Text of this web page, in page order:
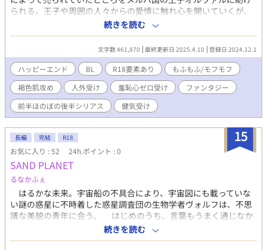
られる。王子や周囲の人々からの愛情に触れ心を開いていくが、
変わった体質のことを知られて拒絶されることを恐れるようにな
る。嫌われたくない一心で、人間の姿で屋敷から逃げようとする
ローディルだが、不審に思った兵士に捕まってしまう。さらには
運悪くオルヴァルに見つかってしまい──。 さらには国内を取り
巻く混乱にも巻き込まれ、二人は自らの運命に向き合って行くこ
とになっていく。
続きを読む
文字数 461,870 最終更新日 2025.4.10 登録日 2024.12.1
ハッピーエンド BL R18要素あり
もふもふ/モフモフ
褐色肌攻め
人外受け 羞恥心ゼロ受け
ファンタジー
前半ほのぼの後半シリアス
健気受け
15
長編 完結 R18
お気に入り : 52 24h.ポイント : 0
SAND PLANET
るなかふぇ
はるかな未来。宇宙船の不具合により、宇宙図にも載っていな
い謎の惑星に不時着した惑星調査団の生物学者ヴォルフは、不思
議な美貌の青年に会う。 はじめのうち、言葉もうまく通じなか
った青年（フラン）に、「もともと男好きでもないのに」とあれ
これ戸惑いながらも次第に惹かれていくヴォルフ。 が、フラン
続きを読む